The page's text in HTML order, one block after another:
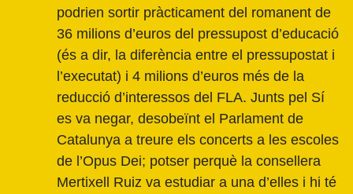
podrien sortir pràcticament del romanent de
36 milions d’euros del pressupost d’educació
(és a dir, la diferència entre el pressupostat i
l’executat) i 4 milions d’euros més de la
reducció d’interessos del FLA. Junts pel Sí
es va negar, desobeïnt el Parlament de
Catalunya a treure els concerts a les escoles
de l’Opus Dei; potser perquè la consellera
Mertixell Ruiz va estudiar a una d’elles i hi té